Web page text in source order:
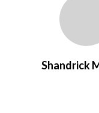
Shandrick